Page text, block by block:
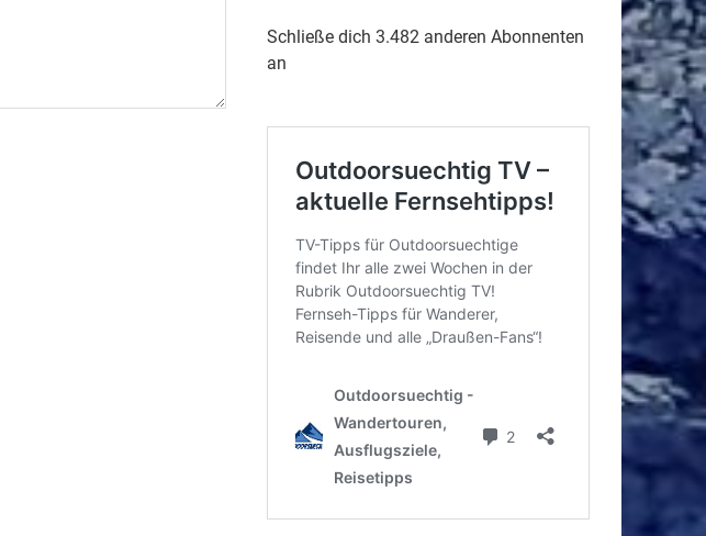
Schließe dich 3.482 anderen Abonnenten
an